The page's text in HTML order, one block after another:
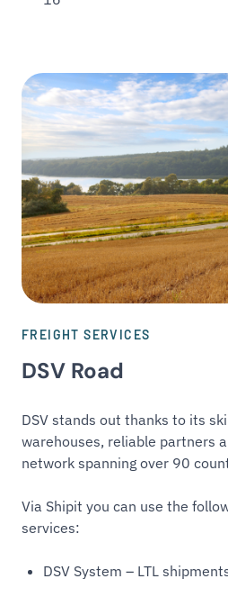
FREIGHT SERVICES
DSV Road
DSV stands out thanks to its
warehouses, reliable partners
network spanning over 90
Via Shipit you can use the
services:
DSV System – LTL